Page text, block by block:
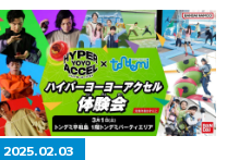
2025.02.03